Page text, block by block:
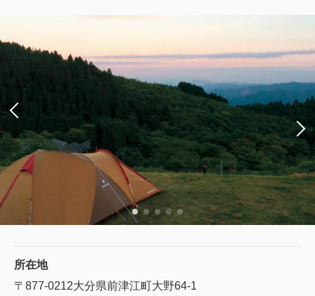
所在地
〒877-0212大分県前津江町大野64-1